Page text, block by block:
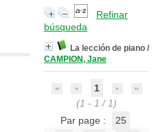
Refinar
búsqueda
La lección de piano /
CAMPION, Jane
1
(1 - 1 / 1)
Par page :
25